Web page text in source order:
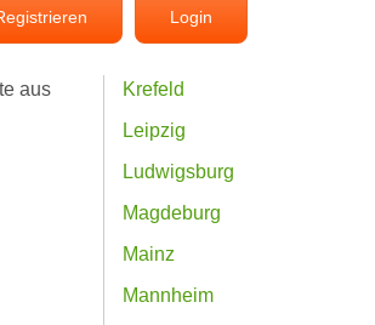
Login
aus
Krefeld
Leipzig
Ludwigsburg
Magdeburg
Mainz
Mannheim